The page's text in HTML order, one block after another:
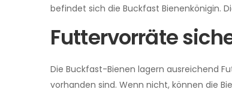
befindet sich die Buckfast Bienenkönigin.
Futtervorräte
Die Buckfast-Bienen lagern ausreichend
vorhanden sind. Wenn nicht, können die